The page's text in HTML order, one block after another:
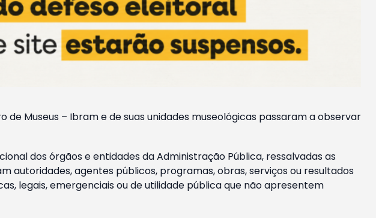
Museus – Ibram e de suas unidades museológicas passaram a observar
dos órgãos e entidades da Administração Pública, ressalvadas as
autoridades, agentes públicos, programas, obras, serviços ou resultados
legais, emergenciais ou de utilidade pública que não apresentem